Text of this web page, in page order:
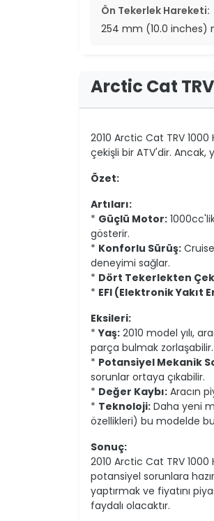
Ön Tekerlek Hareketi:
254 mm (10.0 inches)
Arctic Cat
2010 Arctic Cat TRV
çekişli bir ATV'dir. Ancak,
Özet:
Artıları:
* Güçlü Motor:
gösterir.
* Konforlu Sürüş:
deneyimi sağlar.
* Dört Tekerlekten
* EFI (Elektronik Yakıt
Eksileri:
*Yaş: 2010 model yılı,
parça bulmak zorlaşabilir.
* Potansiyel Mekanik
sorunlar ortaya çıkabilir.
* Değer Kaybı: Aracın
* Teknoloji: Daha yeni
özellikleri) bu modelde
Sonuç:
2010 Arctic Cat TRV
potansiyel sorunlara
yaptırmak ve fiyatını
faydalı olacaktır.